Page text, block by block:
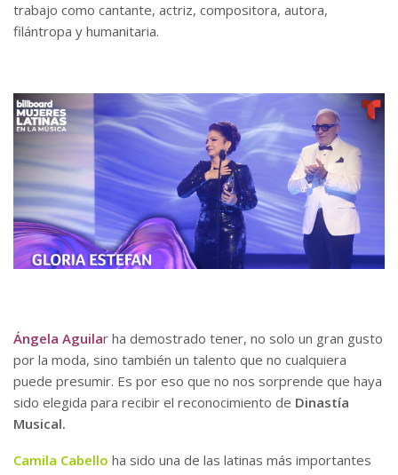
trabajo como cantante, actriz, compositora, autora,
filántropa y humanitaria.
Ángela Aguilar ha demostrado tener, no solo un gran gusto
por la moda, sino también un talento que no cualquiera
puede presumir. Es por eso que no nos sorprende que haya
sido elegida para recibir el reconocimiento de Dinastía
Musical.
Camila Cabello ha sido una de las latinas más importantes